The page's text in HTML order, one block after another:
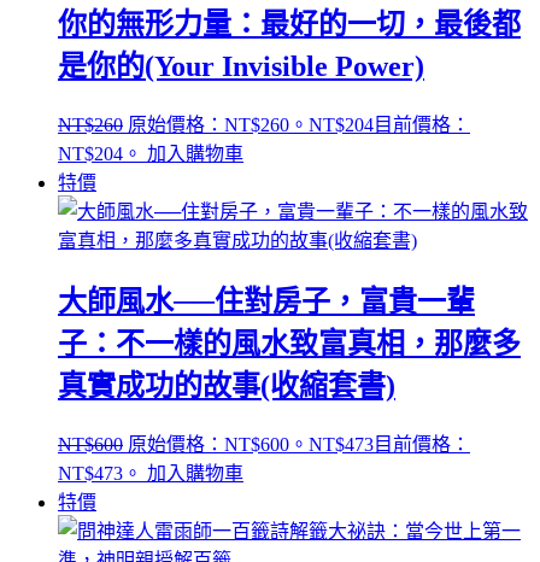
你的無形力量：最好的一切，最後都
是你的(Your Invisible Power)
NT$260 原始價格：NT$260。 NT$204目前價格：
NT$204。 加入購物車
特價
大師風水──住對房子，富貴一輩
子：不一樣的風水致富真相，那麼多
真實成功的故事(收縮套書)
NT$600 原始價格：NT$600。 NT$473目前價格：
NT$473。 加入購物車
特價